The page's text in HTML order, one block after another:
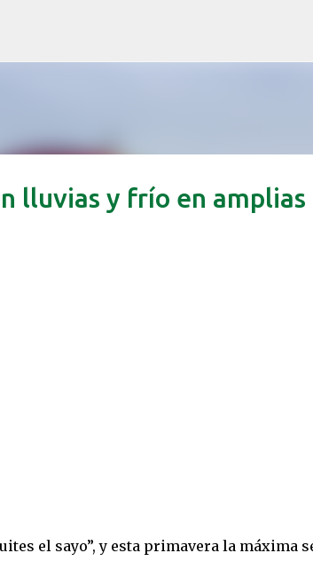
lluvias y frío en amplias
el sayo”, y esta primavera la máxima